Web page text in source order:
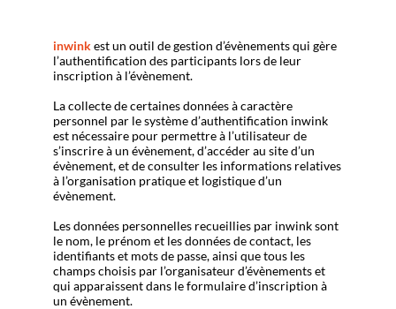
inwinkest un outil de gestion d’évènements qui gère
l’authentification des participants lors de leur
inscription à l’évènement.
La collecte de certaines données à caractère
personnel par le système d’authentification inwink
est nécessaire pour permettre à l’utilisateur de
s’inscrire à un évènement, d’accéder au site d’un
évènement, et de consulter les informations relatives
à l’organisation pratique et logistique d’un
évènement.
Les données personnelles recueillies par inwink sont
le nom, le prénom et les données de contact, les
identifiants et mots de passe, ainsi que tous les
champs choisis par l’organisateur d’évènements et
qui apparaissent dans le formulaire d’inscription à
un évènement.